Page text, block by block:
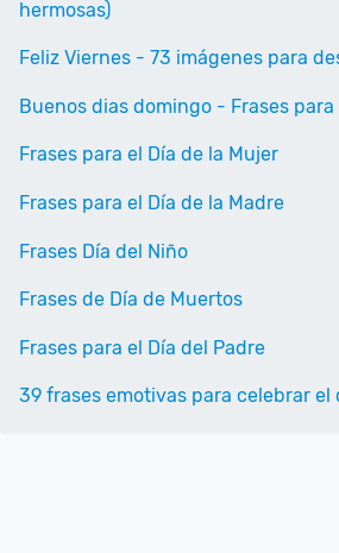
hermosas)
Feliz Viernes - 73 imágenes para
Buenos dias domingo - Frases
Frases para el Día de la Mujer
Frases para el Día de la Madre
Frases Día del Niño
Frases de Día de Muertos
Frases para el Día del Padre
39 frases emotivas para celebrar el